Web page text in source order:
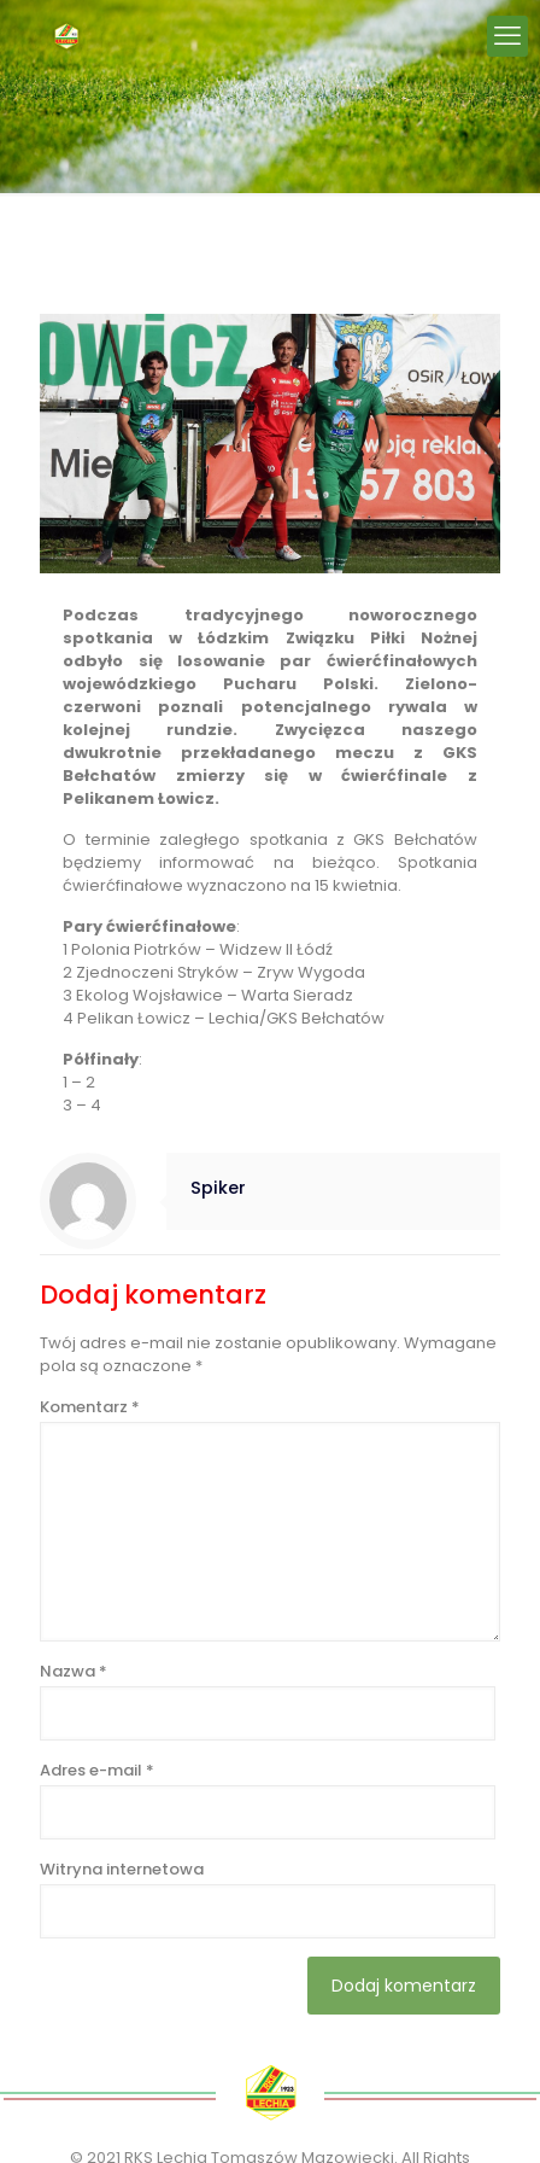
Podczas tradycyjnego noworocznego
spotkania w Łódzkim Związku Piłki Nożnej
odbyło się losowanie par ćwierćfinałowych
wojewódzkiego Pucharu Polski. Zielono-
czerwoni poznali potencjalnego rywala w
kolejnej rundzie. Zwycięzca naszego
dwukrotnie przekładanego meczu z GKS
Bełchatów zmierzy się w ćwierćfinale z
Pelikanem Łowicz.
O terminie zaległego spotkania z GKS Bełchatów
będziemy informować na bieżąco. Spotkania
ćwierćfinałowe wyznaczono na 15 kwietnia.
Pary ćwierćfinałowe:
1 Polonia Piotrków – Widzew II Łódź
2 Zjednoczeni Stryków – Zryw Wygoda
3 Ekolog Wojsławice – Warta Sieradz
4 Pelikan Łowicz – Lechia/GKS Bełchatów
Półfinały:
1 – 2
3 – 4
Spiker
Dodaj komentarz
Twój adres e-mail nie zostanie opublikowany. Wymagane
pola są oznaczone *
Komentarz *
Nazwa *
Adres e-mail *
Witryna internetowa
© 2021 RKS Lechia Tomaszów Mazowiecki. All Rights